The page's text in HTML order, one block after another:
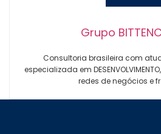
Grupo
Consultoria brasileira com
especializada em
redes de negócios e